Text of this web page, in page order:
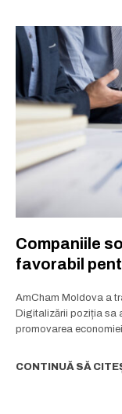
Companiile
favorabil
AmCham Moldova a
Digitalizării poziția sa
promovarea
CONTINUĂ SĂ